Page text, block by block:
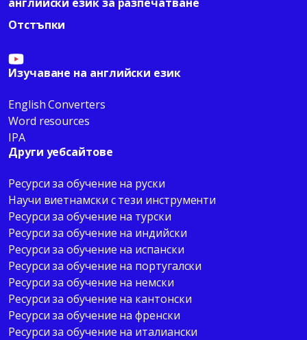
Отстъпки
Изучаване на английски език
English Converters
Word resources
IPA
Други уебсайтове
Pесурси за обучение на руски
Научи виетнамски с тези инструменти
Pесурси за обучение на турски
Pесурси за обучение на индийски
Pесурси за обучение на испански
Pесурси за обучение на португалски
Pесурси за обучение на немски
Pесурси за обучение на кантонски
Pесурси за обучение на френски
Pесурси за обучение на италиански